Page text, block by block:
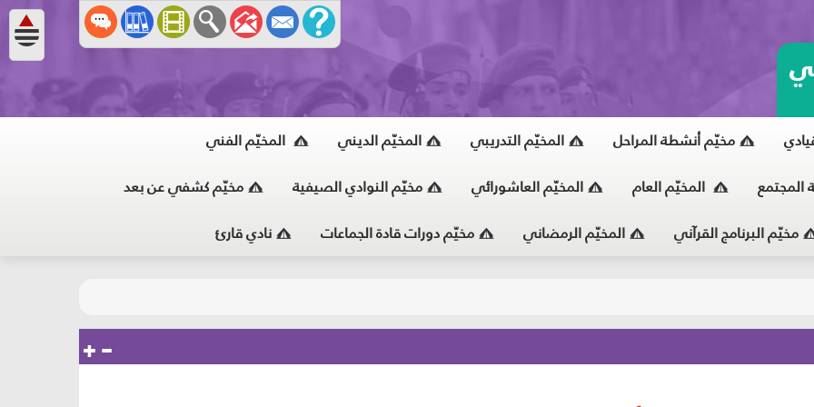
مخيّم أنشطة المراحل المخيّم التدريبي المخيّم الديني المخيّم الفني
المجتمع المخيّم العام المخيّم العاشورائي مخيّم النوادي الصيفية مخيّم كشفي عن بعد
مخيّم البرنامج القرآني المخيّم الرمضاني مخيّم دورات قادة الجماعات نادي قارئ